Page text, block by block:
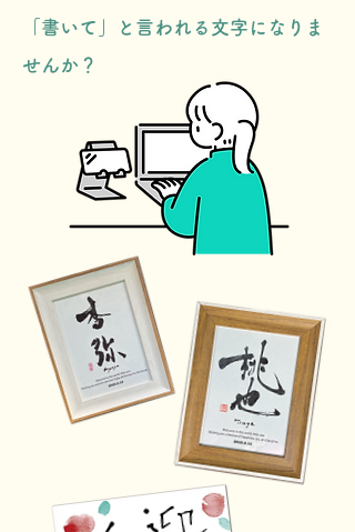
「書いて」と言われる文字になりま
せんか？